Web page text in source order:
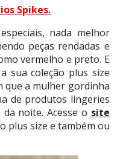
Spikes.
nada melhor
peças rendadas e
vermelho e preto. E
sua coleção plus size
que a mulher gordinha
de produtos lingeries
noite. Acesse o site
plus size e também ou